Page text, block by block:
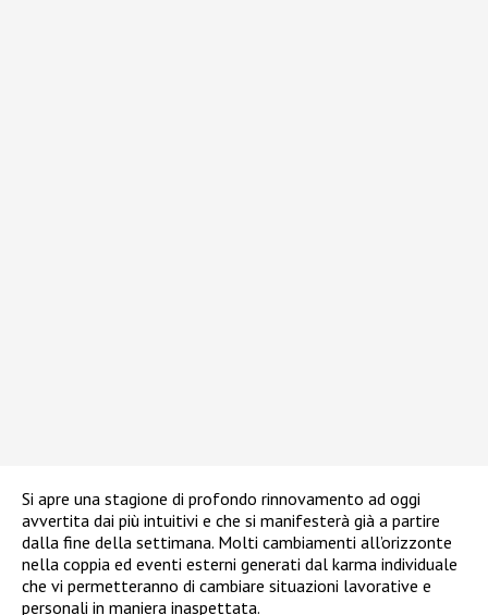
Si apre una stagione di profondo rinnovamento ad oggi
avvertita dai più intuitivi e che si manifesterà già a partire
dalla fine della settimana. Molti cambiamenti all’orizzonte
nella coppia ed eventi esterni generati dal karma individuale
che vi permetteranno di cambiare situazioni lavorative e
personali in maniera inaspettata.